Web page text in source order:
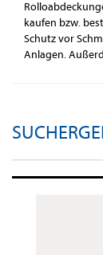
kaufen bzw.
Schutz vor
Anlagen.